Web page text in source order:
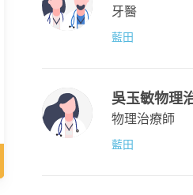
牙醫
藍田
吳玉敏物理
物理治療師
藍田